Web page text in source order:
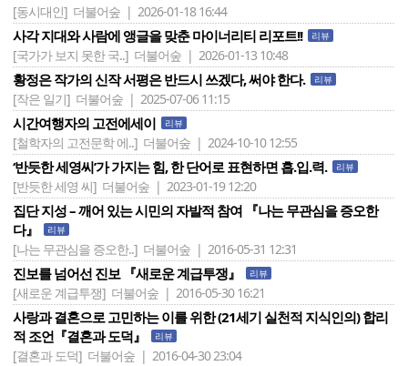
[동시대인] 더불어숲 | 2026-01-18 16:44
사각 지대와 사람에 앵글을 맞춘 마이너리티 리포트!! 리뷰
[국가가 보지 못한 국..] 더불어숲 | 2026-01-13 10:48
황정은 작가의 신작 서평은 반드시 쓰겠다, 써야 한다. 리뷰
[작은 일기] 더불어숲 | 2025-07-06 11:15
시간여행자의 고전에세이 리뷰
[철학자의 고전문학 에..] 더불어숲 | 2024-10-10 12:55
‘반듯한 세영씨’가 가지는 힘, 한 단어로 표현하면 흡.입.력. 리뷰
[반듯한 세영 씨] 더불어숲 | 2023-01-19 12:20
집단 지성 – 깨어 있는 시민의 자발적 참여 『나는 무관심을 증오한
다』
리뷰
[나는 무관심을 증오한..] 더불어숲 | 2016-05-31 12:31
진보를 넘어선 진보 『새로운 계급투쟁』 리뷰
[새로운 계급투쟁] 더불어숲 | 2016-05-30 16:21
사랑과 결혼으로 고민하는 이를 위한 (21세기 실천적 지식인의) 합리
적 조언『결혼과 도덕』
리뷰
[결혼과 도덕] 더불어숲 | 2016-04-30 23:04